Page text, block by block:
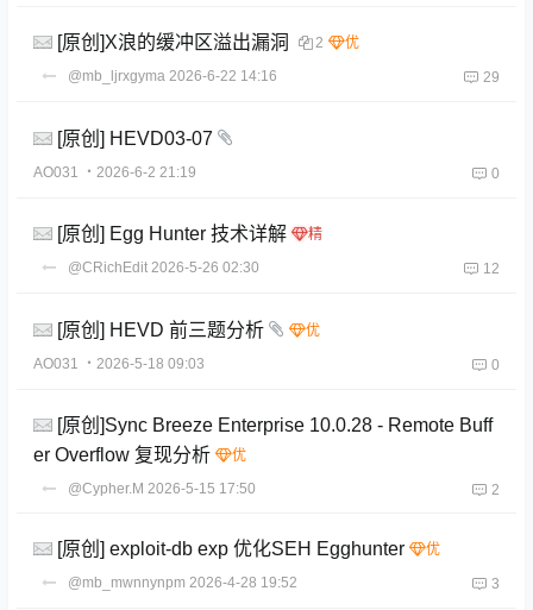
[原创]X浪的缓冲区溢出漏洞
2
@mb_ljrxgyma 2026-6-22 14:16 29
[原创] HEVD03-07
AO031 ・2026-6-2 21:19 0
[原创] Egg Hunter 技术详解
@CRichEdit 2026-5-26 02:30 12
[原创] HEVD 前三题分析
AO031 ・2026-5-18 09:03 0
[原创]Sync Breeze Enterprise 10.0.28 - Remote Buff
er Overflow 复现分析
@Cypher.M 2026-5-15 17:50 2
[原创] exploit-db exp 优化SEH Egghunter
@mb_mwnnynpm 2026-4-28 19:52 3